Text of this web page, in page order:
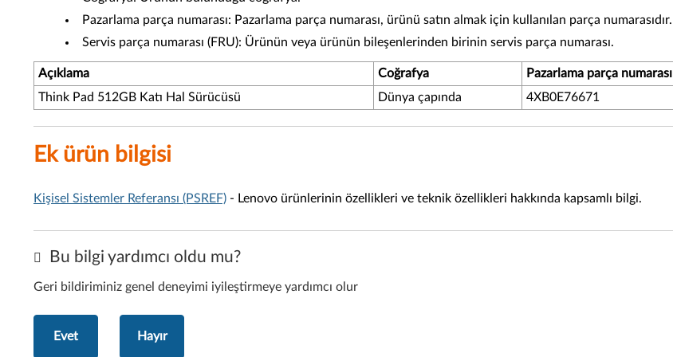
Pazarlama parça numarası: Pazarlama parça numarası, ürünü satın almak için kullanılan parça numarasıdır.
Servis parça numarası (FRU): Ürünün veya ürünün bileşenlerinden birinin servis parça numarası.
Açıklama Coğrafya Pazarlama parça numarası
Think Pad 512GB Katı Hal Sürücüsü
Dünya çapında 4XB0E76671
Ek ürün bilgisi
Kişisel Sistemler Referansı (PSREF) - Lenovo ürünlerinin özellikleri ve teknik özellikleri hakkında kapsamlı bilgi.
Bu bilgi yardımcı oldu mu?
Geri bildiriminiz genel deneyimi iyileştirmeye yardımcı olur
Evet Hayır